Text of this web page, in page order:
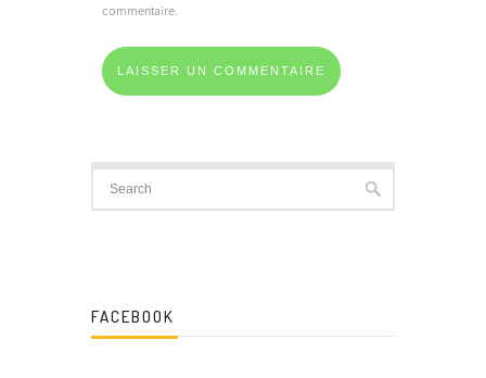
commentaire.
FACEBOOK